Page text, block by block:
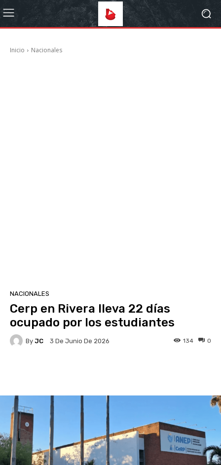
Inicio Nacionales
NACIONALES
Cerp en Rivera lleva 22 días
ocupado por los estudiantes
By JC 3 De Junio De 2026 0
134